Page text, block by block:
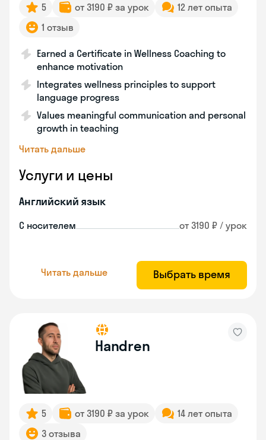
5 от 3190 ₽ за урок
12 лет опыта
1 отзыв
Earned a Certificate in Wellness Coaching to
enhance motivation
Integrates wellness principles to support
language progress
Values meaningful communication and personal
growth in teaching
Читать дальше
Услуги и цены
Английский язык
С носителем от 3190 ₽ / урок
Читать дальше Выбрать время
Handren
5 от 3190 ₽ за урок
14 лет опыта
3 отзыва